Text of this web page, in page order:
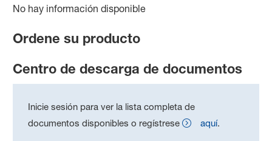
No hay información disponible
Ordene su producto
Centro de descarga de documentos
Inicie sesión para ver la lista completa de
documentos disponibles o regístrese
aquí.